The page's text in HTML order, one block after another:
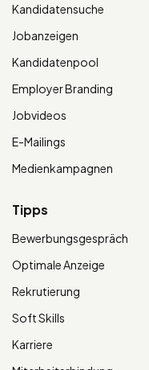
Kandidatensuche
Jobanzeigen
Kandidatenpool
Employer Branding
Jobvideos
E-Mailings
Medienkampagnen
Tipps
Bewerbungsgespräch
Optimale Anzeige
Rekrutierung
Soft Skills
Karriere